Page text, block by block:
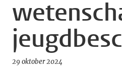
29 oktober 2024